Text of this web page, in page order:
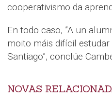
cooperativismo da
En todo caso, ”A un
moito máis difícil
Santiago”, conclúe
NOVAS